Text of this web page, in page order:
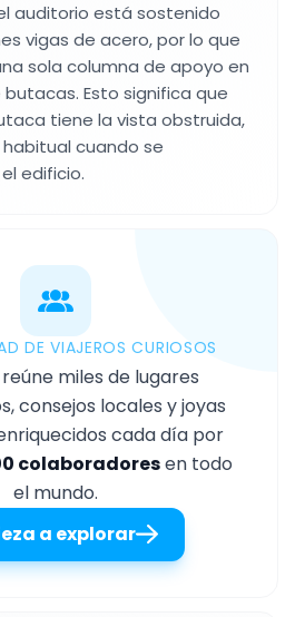
auditorio está sostenido
vigas de acero, por lo que
sola columna de apoyo en
Esto significa que
tiene la vista obstruida,
cuando se
edificio.
DE VIAJEROS CURIOSOS
miles de lugares
consejos locales y joyas
cada día por
colaboradoresen todo
el mundo.
a explorar